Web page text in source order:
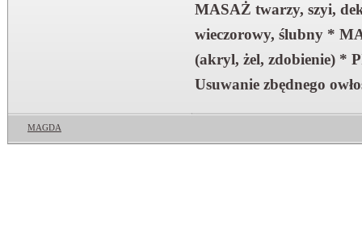
MASAŻ twarzy, szyi,
wieczorowy, ślubny *
(akryl, żel, zdobienie) *
Usuwanie zbędnego
MAGDA